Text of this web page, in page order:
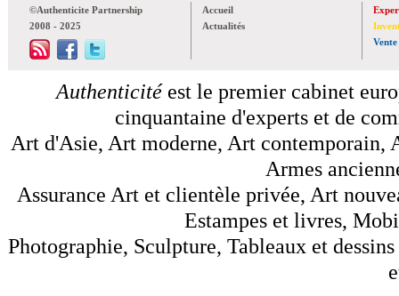
©Authenticite Partnership
2008 - 2025
Accueil
Actualités
Vente
Authenticitéest le premier cabinet
cinquantaine d'experts et de
Art d'Asie, Art moderne, Art contemporain,
Armes
Assurance Art et clientèle privée, Art
Estampes et livres,
Photographie, Sculpture, Tableaux et